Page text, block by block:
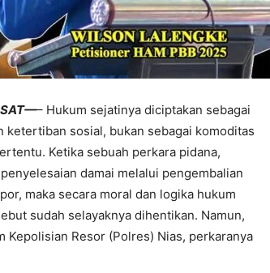
– Hukum sejatinya diciptakan sebagai
sosial, bukan sebagai komoditas
Ketika sebuah perkara pidana,
damai melalui pengembalian
maka secara moral dan logika hukum
sudah selayaknya dihentikan. Namun,
Resor (Polres) Nias, perkaranya